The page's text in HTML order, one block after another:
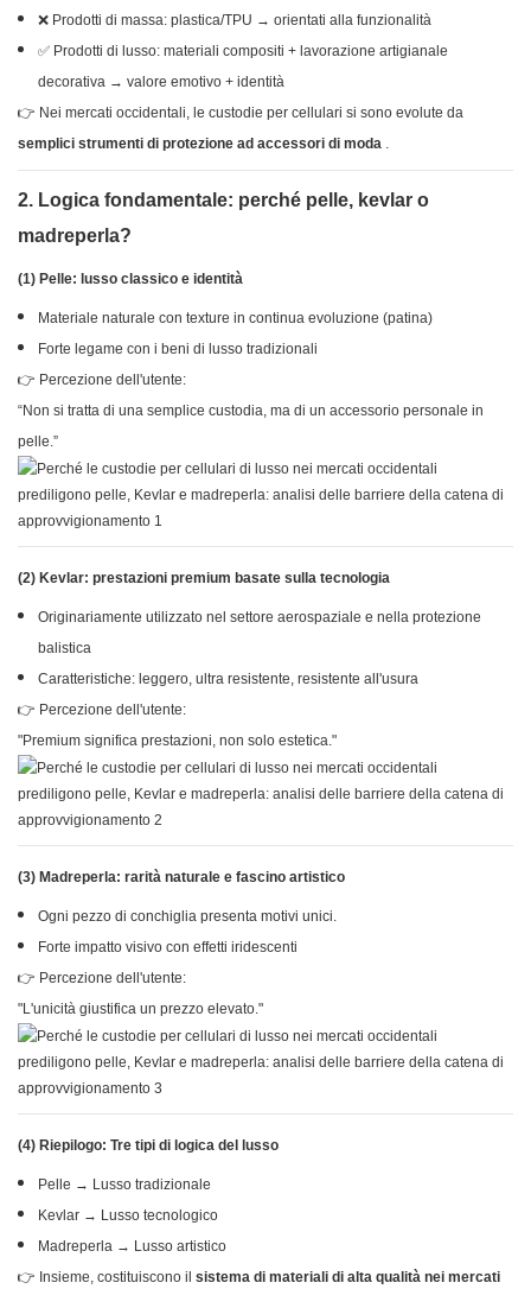
❌ Prodotti di massa: plastica/TPU → orientati alla funzionalità
✅ Prodotti di lusso: materiali compositi + lavorazione artigianale
decorativa → valore emotivo + identità
👉 Nei mercati occidentali, le custodie per cellulari si sono evolute da
semplici strumenti di protezione ad accessori di moda .
2. Logica fondamentale: perché pelle, kevlar o
madreperla?
(1) Pelle: lusso classico e identità
Materiale naturale con texture in continua evoluzione (patina)
Forte legame con i beni di lusso tradizionali
👉 Percezione dell'utente:
“Non si tratta di una semplice custodia, ma di un accessorio personale in
pelle.”
(2) Kevlar: prestazioni premium basate sulla tecnologia
Originariamente utilizzato nel settore aerospaziale e nella protezione
balistica
Caratteristiche: leggero, ultra resistente, resistente all'usura
👉 Percezione dell'utente:
"Premium significa prestazioni, non solo estetica."
(3) Madreperla: rarità naturale e fascino artistico
Ogni pezzo di conchiglia presenta motivi unici.
Forte impatto visivo con effetti iridescenti
👉 Percezione dell'utente:
"L'unicità giustifica un prezzo elevato."
(4) Riepilogo: Tre tipi di logica del lusso
Pelle → Lusso tradizionale
Kevlar → Lusso tecnologico
Madreperla → Lusso artistico
👉 Insieme, costituiscono il sistema di materiali di alta qualità nei mercati